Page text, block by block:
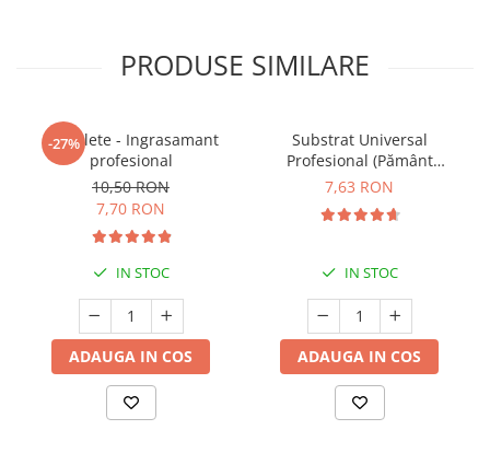
PRODUSE SIMILARE
-27%
5 Tablete - Ingrasamant
profesional
10,50 RON
7,70 RON
IN STOC
ADAUGA IN COS
Substrat Universal
Profesional (Pământ
Premium) - 5 L
7,63 RON
IN STOC
ADAUGA IN COS